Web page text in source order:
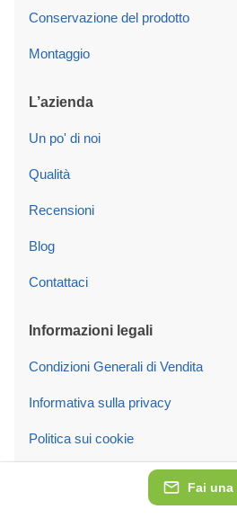
Fai
Conservazione del prodotto
Montaggio
L’azienda
Un po' di noi
Qualità
Recensioni
Blog
Contattaci
Informazioni legali
Condizioni Generali di Vendita
Informativa sulla privacy
Politica sui cookie
Risparmia fino al 18% con l’IVA
Impostazioni dei cookie